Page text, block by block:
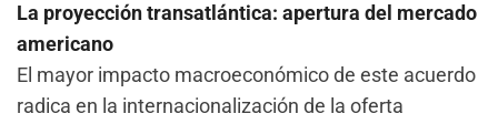
La proyección transatlántica: apertura del mercado
americano
El mayor impacto macroeconómico de este acuerdo
radica en la internacionalización de la oferta